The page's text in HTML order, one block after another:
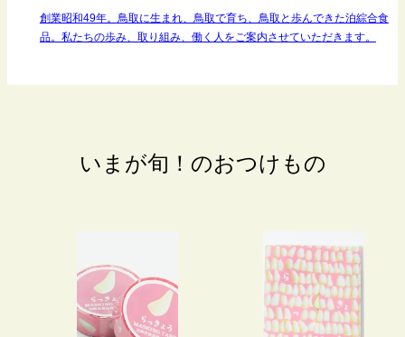
創業昭和49年。鳥取に生まれ、鳥取で育ち、鳥取と歩んできた泊綜合食
品。私たちの歩み、取り組み、働く人をご案内させていただきます。
いまが旬！のおつけもの